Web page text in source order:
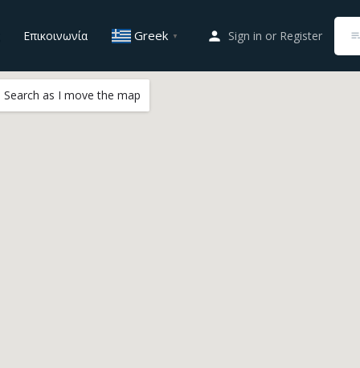
Επικοινωνία Greek ▼ Sign in or Register
Search as I move the map